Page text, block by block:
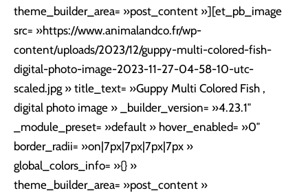
theme_builder_area= »post_content »][et_pb_image
src= »https://www.animalandco.fr/wp-
content/uploads/2023/12/guppy-multi-colored-fish-
digital-photo-image-2023-11-27-04-58-10-utc-
scaled.jpg » title_text= »Guppy Multi Colored Fish ,
digital photo image » _builder_version= »4.23.1″
_module_preset= »default » hover_enabled= »0″
border_radii= »on|7px|7px|7px|7px »
global_colors_info= »{} »
theme_builder_area= »post_content »